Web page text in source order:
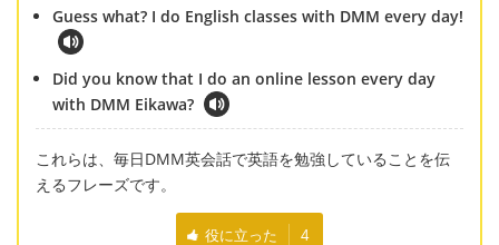
Guess what? I do English classes with DMM every day!
Did you know that I do an online lesson every day
with DMM Eikawa?
これらは、毎日DMM英会話で英語を勉強していることを伝
えるフレーズです。
役に立った 4